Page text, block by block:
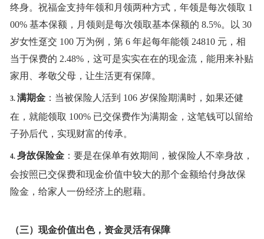
终身。祝福金支持年领和月领两种方式，年领是每次领取 1
00% 基本保额，月领则是每次领取基本保额的 8.5%。以 30
岁女性趸交 100 万为例，第 6 年起每年能领 24810 元，相
当于保费的 2.48%，这可是实实在在的现金流，能用来补贴
家用、孝敬父母，让生活更有保障。
3. 满期金：当被保险人活到 106 岁保险期满时，如果还健
在，就能领取 100% 已交保费作为满期金，这笔钱可以留给
子孙后代，实现财富的传承。
4. 身故保险金：要是在保单有效期间，被保险人不幸身故，
会按照已交保费和现金价值中较大的那个金额给付身故保
险金，给家人一份经济上的慰藉。
（三）现金价值出色，资金灵活有保障